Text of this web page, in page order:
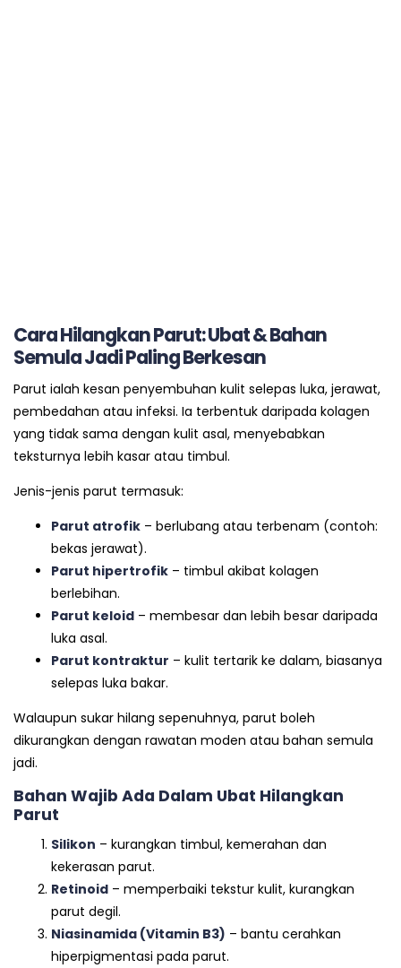
Cara Hilangkan Parut: Ubat & Bahan
Semula Jadi Paling Berkesan
Parut ialah kesan penyembuhan kulit selepas luka, jerawat,
pembedahan atau infeksi. Ia terbentuk daripada kolagen
yang tidak sama dengan kulit asal, menyebabkan
teksturnya lebih kasar atau timbul.
Jenis-jenis parut termasuk:
Parut atrofik – berlubang atau terbenam (contoh:
bekas jerawat).
Parut hipertrofik – timbul akibat kolagen
berlebihan.
Parut keloid – membesar dan lebih besar daripada
luka asal.
Parut kontraktur – kulit tertarik ke dalam, biasanya
selepas luka bakar.
Walaupun sukar hilang sepenuhnya, parut boleh
dikurangkan dengan rawatan moden atau bahan semula
jadi.
Bahan Wajib Ada Dalam Ubat Hilangkan
Parut
Silikon – kurangkan timbul, kemerahan dan
kekerasan parut.
Retinoid – memperbaiki tekstur kulit, kurangkan
parut degil.
Niasinamida (Vitamin B3) – bantu cerahkan
hiperpigmentasi pada parut.